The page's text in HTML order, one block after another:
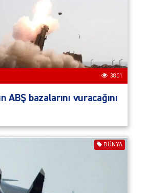
3801
ABŞ bazalarını vuracağını
DÜNYA